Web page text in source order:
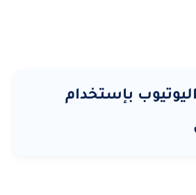
بإستخدام